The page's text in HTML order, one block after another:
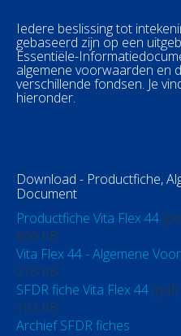
Iedere beslissing tot
gebaseerd zijn op een
Essentiële-
algemene voorwaarden en
verschillende fondsen. Je
hieronder.
Download - Productfiche,
Document
Productfiche Vita Flex 44
860 KB
Vita Flex 44 - Algemene
276 KB
SFDR fiche Vita Flex 44 (pdf)
192 KB
Archief SFDR fiches